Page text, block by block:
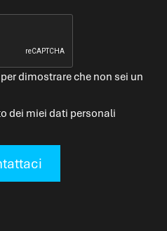
dimostrare che non sei un
dei miei dati personali